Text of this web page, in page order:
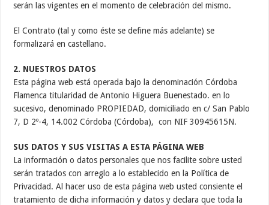
serán las vigentes en el momento de celebración del mismo.
El Contrato (tal y como éste se define más adelante) se
formalizará en castellano.
2. NUESTROS DATOS
Esta página web está operada bajo la denominación Córdoba
Flamenca titularidad de Antonio Higuera Buenestado. en lo
sucesivo, denominado PROPIEDAD, domiciliado en c/ San Pablo
7, D 2º-4, 14.002 Córdoba (Córdoba), con NIF 30945615N.
SUS DATOS Y SUS VISITAS A ESTA PÁGINA WEB
La información o datos personales que nos facilite sobre usted
serán tratados con arreglo a lo establecido en la Política de
Privacidad. Al hacer uso de esta página web usted consiente el
tratamiento de dicha información y datos y declara que toda la